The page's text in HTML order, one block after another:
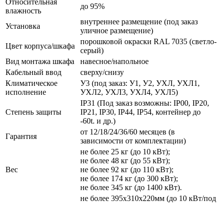
влажность
до 95%
Установка
внутреннее размещение (под заказ
уличное размещение)
Цвет корпуса/шкафа
порошковой окраски RAL 7035 (светло-
серый)
Вид монтажа шкафа
навесное/напольное
Кабельный ввод
сверху/снизу
Климатическое
исполнение
У3 (под заказ: У1, У2, УХЛ, УХЛ1,
УХЛ2, УХЛ3, УХЛ4, УХЛ5)
Степень защиты
IP31 (Под заказ возможны: IP00, IP20,
IP21, IP30, IP44, IP54, контейнер до
-60t. и др.)
Гарантия
от 12/18/24/36/60 месяцев (в
зависимости от комплектации)
Вес
не более 25 кг (до 10 кВт);
не более 48 кг (до 55 кВт);
не более 92 кг (до 110 кВт);
не более 174 кг (до 300 кВт);
не более 345 кг (до 1400 кВт).
не более 395х310х220мм (до 10 кВт/под